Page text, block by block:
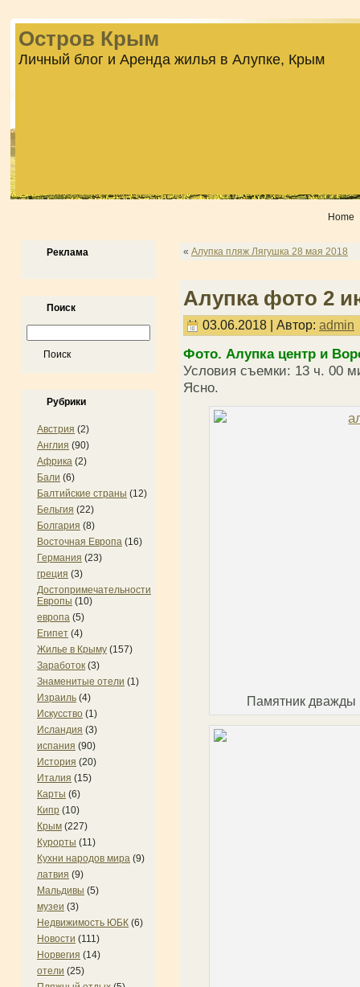
Остров Крым
Личный блог и Аренда жилья в Алупке, Крым
Home
Реклама
Поиск
Рубрики
Австрия (2)
Англия (90)
Африка (2)
Бали (6)
Балтийские страны (12)
Бельгия (22)
Болгария (8)
Восточная Европа (16)
Германия (23)
греция (3)
Достопримечательности
Европы (10)
европа (5)
Египет (4)
Жилье в Крыму (157)
Заработок (3)
Знаменитые отели (1)
Израиль (4)
Искусство (1)
Исландия (3)
испания (90)
История (20)
Италия (15)
Карты (6)
Кипр (10)
Крым (227)
Курорты (11)
Кухни народов мира (9)
латвия (9)
Мальдивы (5)
музеи (3)
Недвижимость ЮБК (6)
Новости (111)
Норвегия (14)
отели (25)
« Алупка пляж Лягушка 28 мая 2018
Алупка фото 2
03.06.2018 | Автор: admin
Фото. Алупка центр и
Условия съемки: 13 ч. 00
Ясно.
Памятник